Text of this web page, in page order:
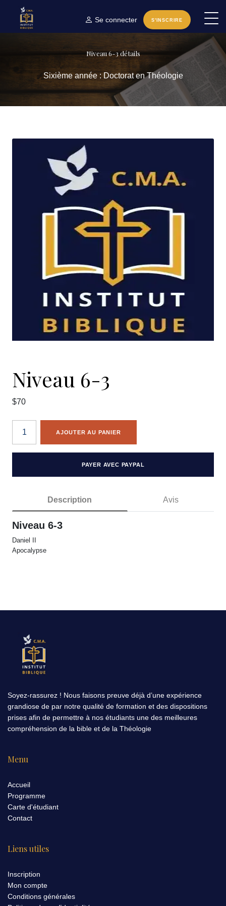
Se connecter S'INSCRIRE
Niveau 6-3 détails
Sixième année : Doctorat en Théologie
Niveau 6-3
$70
AJOUTER AU PANIER
PAYER AVEC PAYPAL
Description Avis
Niveau 6-3
Daniel II
Apocalypse
Soyez-rassurez ! Nous faisons preuve déjà d’une expérience
grandiose de par notre qualité de formation et des dispositions
prises afin de permettre à nos étudiants une des meilleures
compréhension de la bible et de la Théologie
Menu
Accueil
Programme
Carte d'étudiant
Contact
Liens utiles
Inscription
Mon compte
Conditions générales